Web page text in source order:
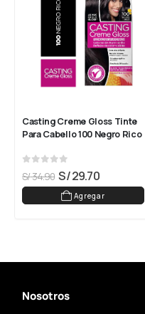
Casting Creme Gloss Tinte
Para Cabello 100 Negro Rico
out of 5
S/34.90 S/29.70
Agregar
Nosotros